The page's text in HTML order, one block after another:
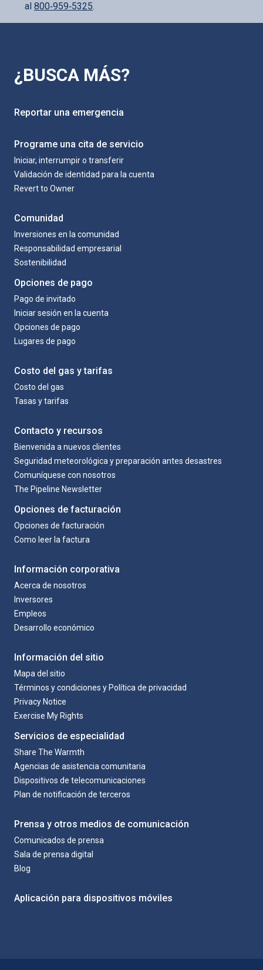
al 800‑959‑5325.
¿BUSCA MÁS?
Reportar una emergencia
Programe una cita de servicio
Iniciar, interrumpir o transferir
Validación de identidad para la cuenta
Revert to Owner
Comunidad
Inversiones en la comunidad
Responsabilidad empresarial
Sostenibilidad
Opciones de pago
Pago de invitado
Iniciar sesión en la cuenta
Opciones de pago
Lugares de pago
Costo del gas y tarifas
Costo del gas
Tasas y tarifas
Contacto y recursos
Bienvenida a nuevos clientes
Seguridad meteorológica y preparación antes desastres
Comuníquese con nosotros
The Pipeline Newsletter
Opciones de facturación
Opciones de facturación
Como leer la factura
Información corporativa
Acerca de nosotros
Inversores
Empleos
Desarrollo económico
Información del sitio
Mapa del sitio
Términos y condiciones y Política de privacidad
Privacy Notice
Exercise My Rights
Servicios de especialidad
Share The Warmth
Agencias de asistencia comunitaria
Dispositivos de telecomunicaciones
Plan de notificación de terceros
Prensa y otros medios de comunicación
Comunicados de prensa
Sala de prensa digital
Blog
Aplicación para dispositivos móviles